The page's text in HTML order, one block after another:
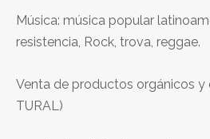
Música: música popular
resistencia, Rock, trova, reggae.
Venta de productos orgánicos y
TURAL)